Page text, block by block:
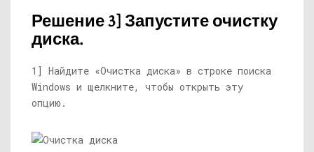
Решение 3] Запустите очистку
диска.
1] Найдите «Очистка диска» в строке поиска
Windows и щелкните, чтобы открыть эту
опцию.